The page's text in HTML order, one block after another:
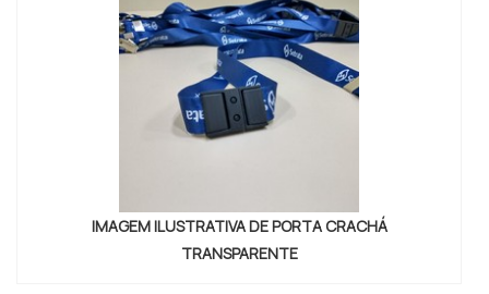
IMAGEM ILUSTRATIVA DE PORTA CRACHÁ
TRANSPARENTE